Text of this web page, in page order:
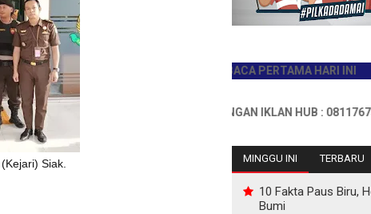
Siak.
JADILAH PEMBACA PERTAMA HARI INI
INFO PEMASANGAN IKLAN HUB : 0811767335
MINGGU INI TERBARU
10 Fakta Paus Biru,
Bumi